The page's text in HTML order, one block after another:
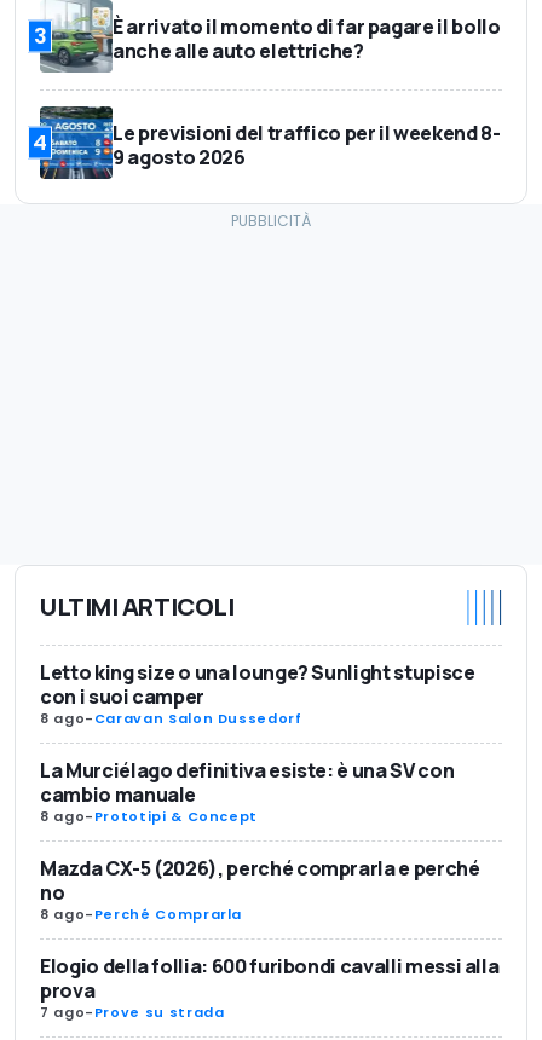
3
È arrivato il momento di far pagare il bollo
anche alle auto elettriche?
4
Le previsioni del traffico per il weekend 8-
9 agosto 2026
ULTIMI ARTICOLI
Letto king size o una lounge? Sunlight stupisce
con i suoi camper
8 ago-Caravan Salon Dussedorf
La Murciélago definitiva esiste: è una SV con
cambio manuale
8 ago-Prototipi & Concept
Mazda CX-5 (2026), perché comprarla e perché
no
8 ago-Perché Comprarla
Elogio della follia: 600 furibondi cavalli messi alla
prova
7 ago-Prove su strada